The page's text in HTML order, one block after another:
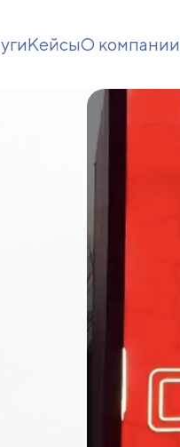
КейсыО компании